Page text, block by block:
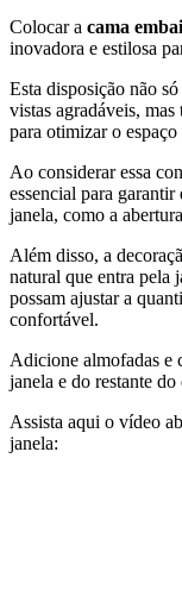
Colocar a cama
inovadora e estilosa
Esta disposição não
vistas agradáveis,
para otimizar o
Ao considerar essa
essencial para
janela, como a
Além disso, a
natural que entra pela
possam ajustar a
confortável.
Adicione almofadas e
janela e do restante
Assista aqui o vídeo
janela: